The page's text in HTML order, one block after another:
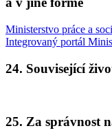
Ministerstvo práce a
Integrovaný portál
24. Související
25. Za správnost